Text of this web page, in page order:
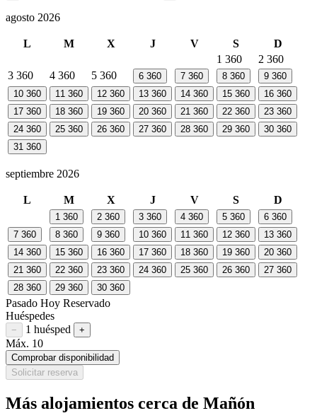
agosto 2026
L M X J V S
D
1 360 2 360
3 360 4 360 5 360 6 360 7 360 8 360 9 360
10 360 11 360 12 360 13 360 14 360 15 360 16 360
17 360 18 360 19 360 20 360 21 360 22 360 23 360
24 360 25 360 26 360 27 360 28 360 29 360 30 360
31 360
septiembre 2026
L M X J V S D
1 360 2 360 3 360 4 360 5 360 6 360
7 360 8 360 9 360 10 360 11 360 12 360 13 360
14 360 15 360 16 360 17 360 18 360 19 360 20 360
21 360 22 360 23 360 24 360 25 360 26 360 27 360
28 360 29 360 30 360
Pasado Hoy Reservado
Huéspedes
Restar huésped
− 1 huésped Sumar huésped
+
Máx. 10
Comprobar disponibilidad
Solicitar reserva
Más alojamientos cerca de Mañón